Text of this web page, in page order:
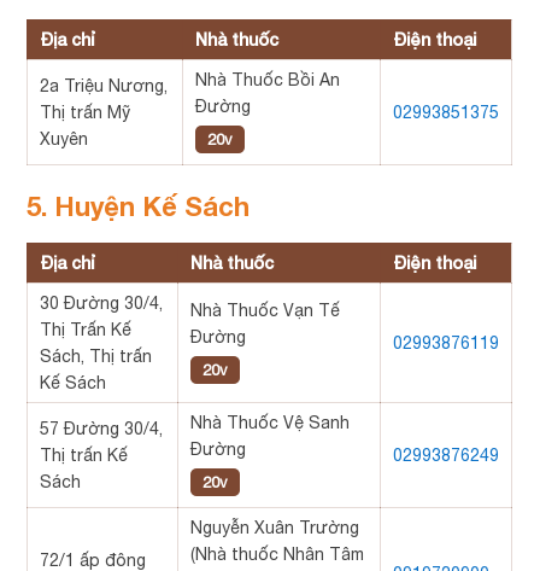
Địa chỉ Nhà thuốc Điện thoại
2a Triệu Nương,
Thị trấn Mỹ
Xuyên
Nhà Thuốc Bồi An
Đường
20v
02993851375
5. Huyện Kế Sách
Địa chỉ Nhà thuốc Điện thoại
30 Đường 30/4,
Thị Trấn Kế
Sách, Thị trấn
Kế Sách
Nhà Thuốc Vạn Tế
Đường
20v
02993876119
57 Đường 30/4,
Thị trấn Kế
Sách
Nhà Thuốc Vệ Sanh
Đường
20v
02993876249
72/1 ấp đông
Nguyễn Xuân Trường
(Nhà thuốc Nhân Tâm